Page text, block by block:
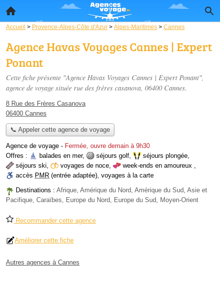
Accueil > Provence-Alpes-Côte d'Azur > Alpes-Maritimes > Cannes
Agence Havas Voyages Cannes | Expert
Ponant
Cette fiche présente "Agence Havas Voyages Cannes | Expert Ponant",
agence de voyage située rue des frères casanova, 06400 Cannes.
8 Rue des Frères Casanova
06400 Cannes
📞 Appeler cette agence de voyage
Agence de voyage - Fermée, ouvre demain à 9h30
Offres :
balades en mer, séjours golf, séjours plongée,
séjours ski, voyages de noce, week-ends en amoureux ,
accès PMR (entrée adaptée), voyages à la carte
Destinations : Afrique, Amérique du Nord, Amérique du Sud, Asie et
Pacifique, Caraïbes, Europe du Nord, Europe du Sud, Moyen-Orient
Recommander cette agence
Améliorer cette fiche
Autres agences à Cannes